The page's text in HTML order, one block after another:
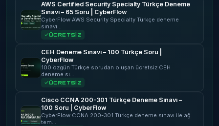
AWS Certified Security Specialty Türkçe Deneme
Sınavı – 65 Soru | CyberFlow
CyberFlow AWS Security Specialty Türkçe deneme
sınavı…
ÜCRETSİZ
CEH Deneme Sınavı – 100 Türkçe Soru |
CyberFlow
100 özgün Türkçe sorudan oluşan ücretsiz CEH
deneme sı…
ÜCRETSİZ
Cisco CCNA 200-301 Türkçe Deneme Sınavı –
100 Soru | CyberFlow
CyberFlow CCNA 200-301 Türkçe deneme sınavı ile ağ
tem…